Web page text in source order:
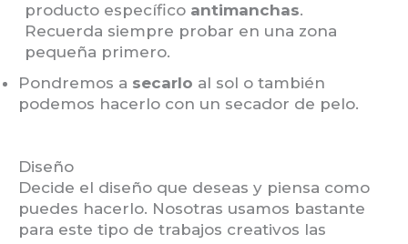
producto específico antimanchas.
Recuerda siempre probar en una zona
pequeña primero.
Pondremos a secarlo al sol o también
podemos hacerlo con un secador de pelo.
Diseño
Decide el diseño que deseas y piensa como
puedes hacerlo. Nosotras usamos bastante
para este tipo de trabajos creativos las